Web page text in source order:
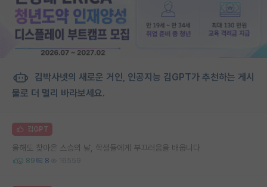
김박사넷의 새로운 거인, 인공지능 김GPT가 추천하는 게시
물로 더 멀리 바라보세요.
김GPT
올해도 찾아온 스승의 날, 학생들에게 부끄러움을 배웁니다
89 8 16559